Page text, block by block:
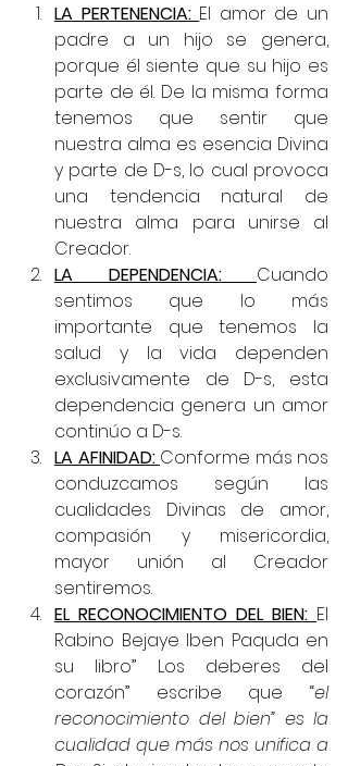
LA PERTENENCIA: El amor de un
padre a un hijo se genera,
porque él siente que su hijo es
parte de él. De la misma forma
tenemos que sentir que
nuestra alma es esencia Divina
y parte de D-s, lo cual provoca
una tendencia natural de
nuestra alma para unirse al
Creador.
LA DEPENDENCIA: Cuando
sentimos que lo más
importante que tenemos la
salud y la vida dependen
exclusivamente de D-s, esta
dependencia genera un amor
continúo a D-s.
LA AFINIDAD: Conforme más nos
conduzcamos según las
cualidades Divinas de amor,
compasión y misericordia,
mayor unión al Creador
sentiremos.
EL RECONOCIMIENTO DEL BIEN: El
Rabino Bejaye Iben Paquda en
su libro” Los deberes del
corazón” escribe que “el
reconocimiento del bien” es la
cualidad que más nos unifica a